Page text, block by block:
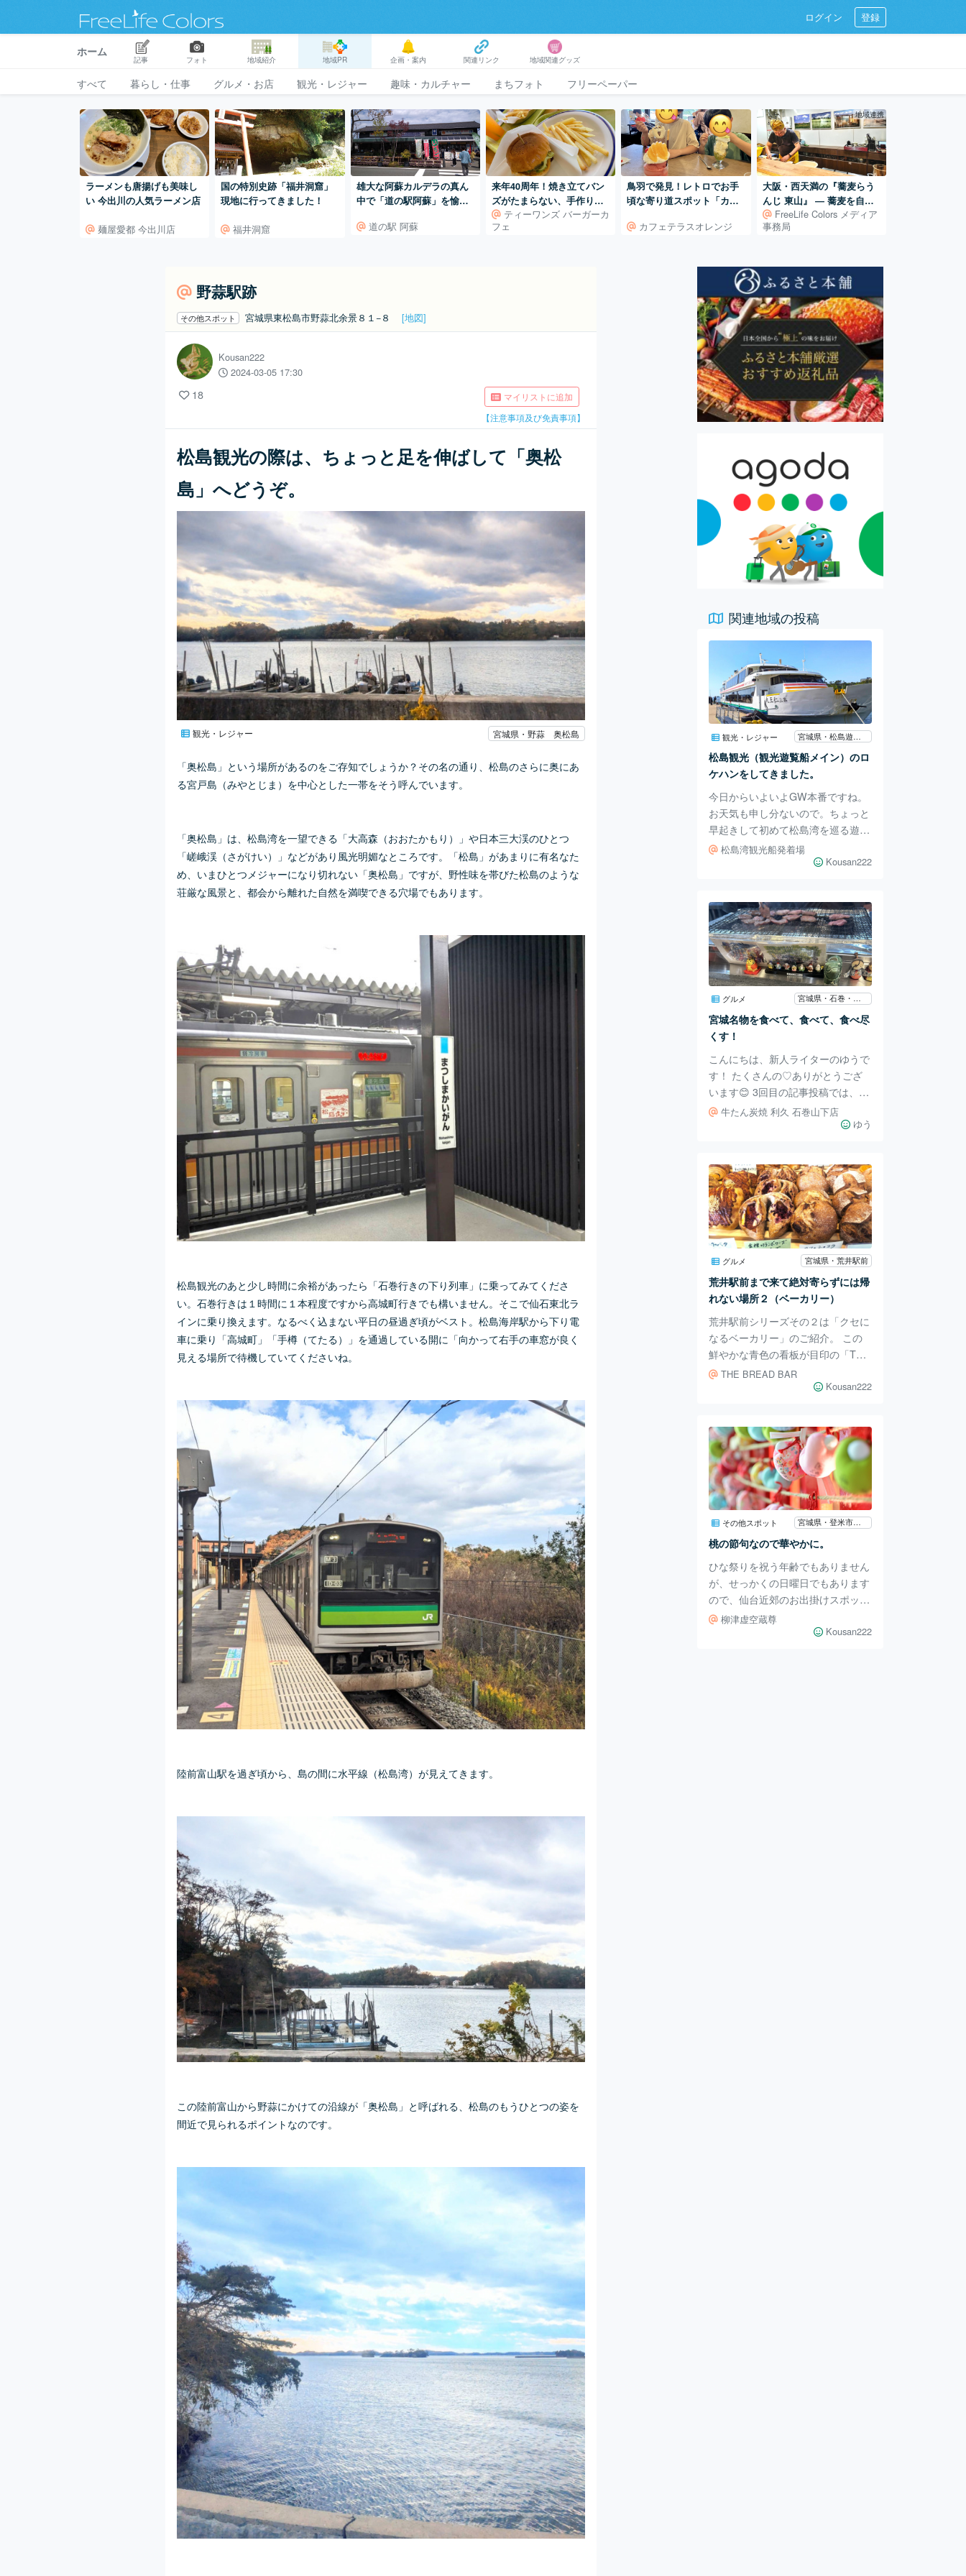
ログイン 登録
ホーム
記事 フォト 地域紹介 地域PR 企画・案内 関連リンク 地域関連グッズ
すべて 暮らし・仕事 グルメ・お店 観光・レジャー 趣味・カルチャー まちフォト フリーペーパー
ラーメンも唐揚げも美味し
い 今出川の人気ラーメン店
麺屋愛都 今出川店
国の特別史跡「福井洞窟」
現地に行ってきました！
福井洞窟
雄大な阿蘇カルデラの真ん
中で「道の駅阿蘇」を愉し
道の駅 阿蘇
来年40周年！焼き立てバン
ズがたまらない、手作りに
こだわりのハンバーガー
店。
ティーワンズ バーガーカ
フェ
鳥羽で発見！レトロでお手
頃な寄り道スポット「カフ
カフェテラスオレンジ
地域連携
大阪・西天満の『蕎麦らう
んじ 東山』 ― 蕎麦を自ら
学び、打ち続ける日常
FreeLife Colors メディア
事務局
野蒜駅跡
その他スポット 宮城県東松島市野蒜北余景８１−８ [地図]
Kousan222
2024-03-05 17:30
18
マイリストに追加
【注意事項及び免責事項】
松島観光の際は、ちょっと足を伸ばして「奥松
島」へどうぞ。
観光・レジャー 宮城県・野蒜 奥松島
「奥松島」という場所があるのをご存知でしょうか？その名の通り、松島のさらに奥にあ
る宮戸島（みやとじま）を中心とした一帯をそう呼んでいます。
「奥松島」は、松島湾を一望できる「大高森（おおたかもり）」や日本三大渓のひとつ
「嵯峨渓（さがけい）」などがあり風光明媚なところです。「松島」があまりに有名なた
め、いまひとつメジャーになり切れない「奥松島」ですが、野性味を帯びた松島のような
荘厳な風景と、都会から離れた自然を満喫できる穴場でもあります。
松島観光のあと少し時間に余裕があったら「石巻行きの下り列車」に乗ってみてくださ
い。石巻行きは１時間に１本程度ですから高城町行きでも構いません。そこで仙石東北ラ
インに乗り換えます。なるべく込まない平日の昼過ぎ頃がベスト。松島海岸駅から下り電
車に乗り「高城町」「手樽（てたる）」を通過している開に「向かって右手の車窓が良く
見える場所で待機していてくださいね。
陸前富山駅を過ぎ頃から、島の間に水平線（松島湾）が見えてきます。
この陸前富山から野蒜にかけての沿線が「奥松島」と呼ばれる、松島のもうひとつの姿を
間近で見られるポイントなのです。
関連地域の投稿
観光・レジャー
松島観光（観光遊覧船メイン）のロ
ケハンをしてきました。
今日からいよいよGW本番ですね。
お天気も申し分ないので。ちょっと
早起きして初めて松島湾を巡る遊覧
船に乗って来ました。理由は単純。
たまたま遊覧船の会社が50周年イベ
に100円引きという「格安価格」だ
ったからです。（笑） 朝イチの便
だったので8時30分出航。400人乗
りの大型船「仁王丸」です。写真を
撮りたかったので基本デッキにいた
んですが、船に乗るときは薄手の長
袖を一枚持参した方が良いです。外
海に出るとかなり風がひんやりしま
す
松島湾観光船発着場
Kousan222
グルメ 宮城県・石巻・南三陸・気仙沼
宮城名物を食べて、食べて、食べ尽
くす！
こんにちは、新人ライターのゆうで
す！ たくさんの♡ありがとうござ
います😊 3回目の記事投稿では、タ
イトルの通り宮城県名物を食べ尽く
してきたので、引き続き宮城県のグ
は、｢炭焼牛タン 利久 石巻山下店｣
です。 私は牛タン極み定食ととろ
ろご飯、牛タンが苦手な同伴者は海
鮮丼を食べていました。 厚切りの
牛タンを食べたのは初めてだったの
ですが、癖がなく、弾力がありつつ
も柔らかくて感動するほどおいしか
ったです🤩🍖🍖🍖 牛タン定食の定
番であるとろろご
牛たん炭焼 利久 石巻山下店
ゆう
グルメ 宮城県・荒井駅前
荒井駅前まで来て絶対寄らずには帰
れない場所２（ベーカリー）
荒井駅前シリーズその２は「クセに
なるベーカリー」のご紹介。 この
鮮やかな青色の看板が目印の「THE
BREAD BAR」は、ヨーロッパの
伝統的な製法をベースに、小麦粉・
ています 店内はこじんまりとして
いますが、その種類の多さと飽きの
来ない美味しさでリピーターが沢山
います。10時の開店に合わせて次々
とお客さんがやって来ます。 『ご
はんのように毎日食べたい、おいし
くヘルシーなパン』という謳い文句
のとおり、素朴でありながら洗練さ
れたパンの
THE BREAD BAR
Kousan222
その他スポット 宮城県・登米市津山町
桃の節句なので華やかに。
ひな祭りを祝う年齢でもありません
が、せっかくの日曜日でもあります
ので、仙台近郊のお出掛けスポット
をご紹介しましょう。マイカーがあ
れば１時間程度で行けるところで
柳津虚空蔵尊
Kousan222